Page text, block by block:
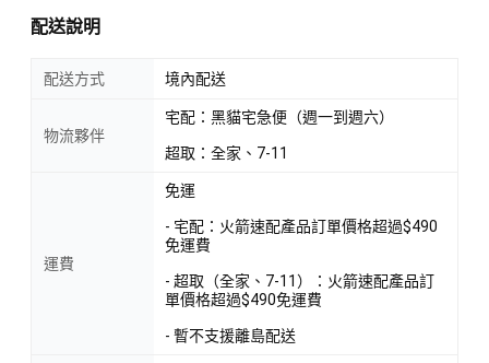
配送說明
配送方式 境內配送
物流夥伴
宅配：黑貓宅急便（週一到週六）
超取：全家、7-11
運費
免運
- 宅配：火箭速配產品訂單價格超過$490
免運費
- 超取（全家、7-11）：火箭速配產品訂
單價格超過$490免運費
- 暫不支援離島配送